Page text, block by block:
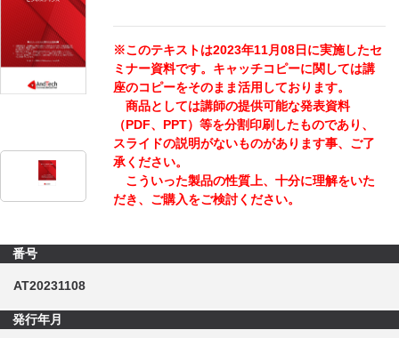
※このテキストは2023年11月08日に実施したセ
ミナー資料です。キャッチコピーに関しては講
座のコピーをそのまま活用しております。
商品としては講師の提供可能な発表資料
（PDF、PPT）等を分割印刷したものであり、
スライドの説明がないものがあります事、ご了
承ください。
こういった製品の性質上、十分に理解をいた
だき、ご購入をご検討ください。
番号
AT20231108
発行年月